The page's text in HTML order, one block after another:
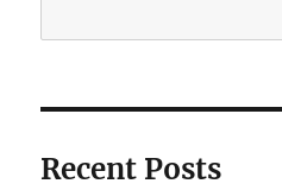
Recent Posts